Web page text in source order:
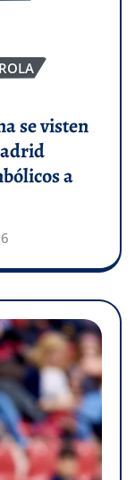
se visten
a